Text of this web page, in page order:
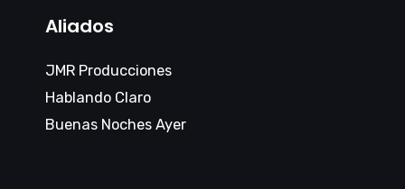
Aliados
JMR Producciones
Hablando Claro
Buenas Noches Ayer